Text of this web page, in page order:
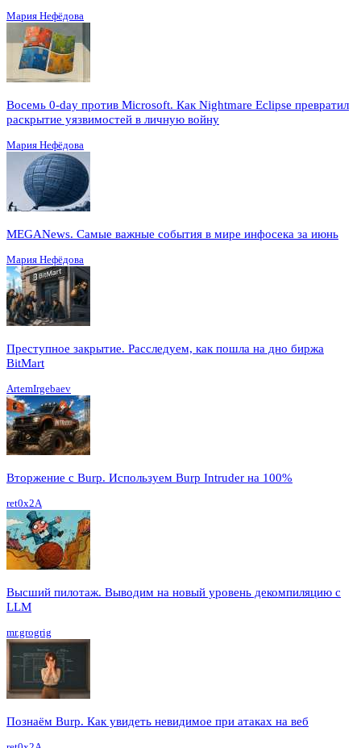
Мария Нефёдова
Восемь 0-day против Microsoft. Как Nightmare Eclipse превратил
раскрытие уязвимостей в личную войну
Мария Нефёдова
MEGANews. Cамые важные события в мире инфосека за июнь
Мария Нефёдова
Преступное закрытие. Расследуем, как пошла на дно биржа
BitMart
ArtemIrgebaev
Вторжение с Burp. Используем Burp Intruder на 100%
ret0x2A
Высший пилотаж. Выводим на новый уровень декомпиляцию с
LLM
mr.grogrig
Познаём Burp. Как увидеть невидимое при атаках на веб